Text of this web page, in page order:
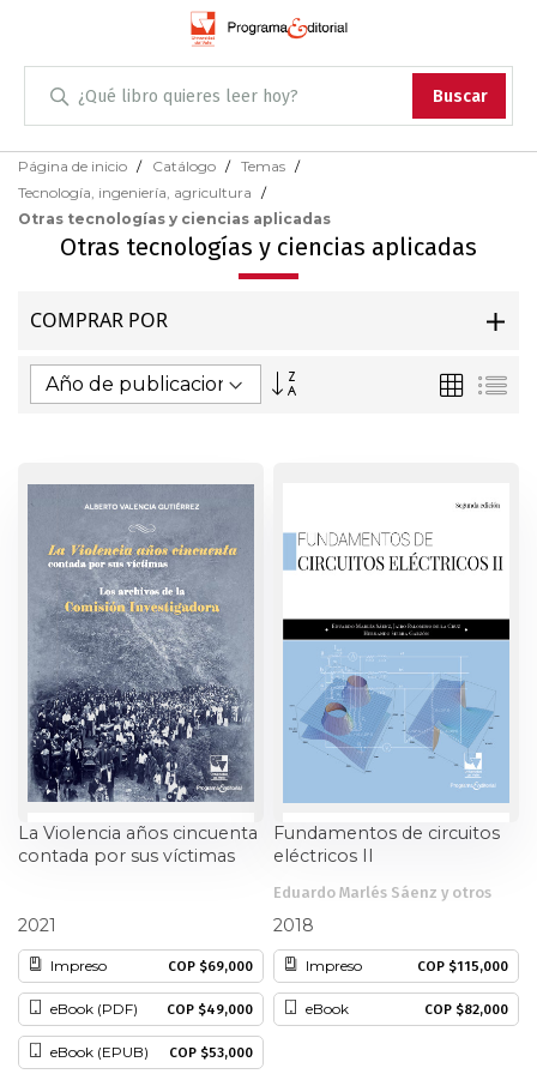
Buscar
Administración
Antropología
Arqueología
Arte
Artes escénicas
Ciencias
Ciencia política
Ciencias Sociales
Conflicto Armado
Construcción de paz
Derecho
Desarrollo
Diseño
Economía
Educación
Skip
Content
Página de inicio Catálogo
Temas
Tecnología, ingeniería, agricultura
Otras tecnologías y ciencias aplicadas
Otras tecnologías y ciencias aplicadas
COMPRAR POR
Dirección
Parrilla
La Violencia años cincuenta
contada por sus víctimas
2021
eBook (PDF) COP $49,000
eBook (EPUB) COP $53,000
Impreso COP $69,000
Fundamentos de circuitos
eléctricos II
Eduardo Marlés Sáenz y otros
2018
Impreso COP $115,000
eBook COP $82,000